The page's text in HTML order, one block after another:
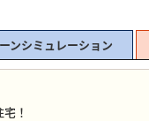
ンシミュレーション
！